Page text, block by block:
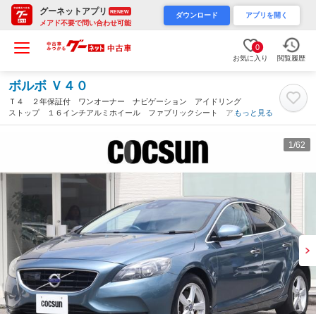
グーネットアプリ RENEW
メアド不要で問い合わせ可能
ダウンロード アプリを開く
0
お気に入り 閲覧履歴
ボルボ Ｖ４０
Ｔ４ ２年保証付 ワンオーナー ナビゲーション アイドリング
ストップ １６インチアルミホイール ファブリックシート アダ
プティブクルーズコントロール ブラインドスポットモニター Ｅ
もっと見る
1 /62